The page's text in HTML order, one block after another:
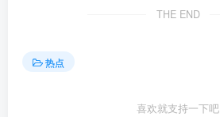
THE END
热点
喜欢就支持一下吧